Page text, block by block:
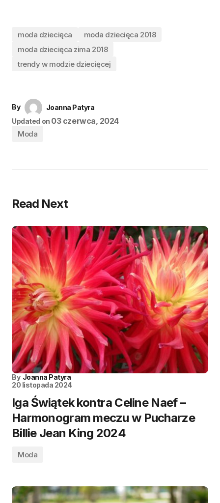
moda dziecięca
moda dziecięca 2018
moda dziecięca zima 2018
trendy w modzie dziecięcej
By
Joanna Patyra
Updated on 03 czerwca, 2024
Moda
Read Next
By Joanna Patyra
20 listopada 2024
Iga Świątek kontra Celine Naef –
Harmonogram meczu w Pucharze
Billie Jean King 2024
Moda